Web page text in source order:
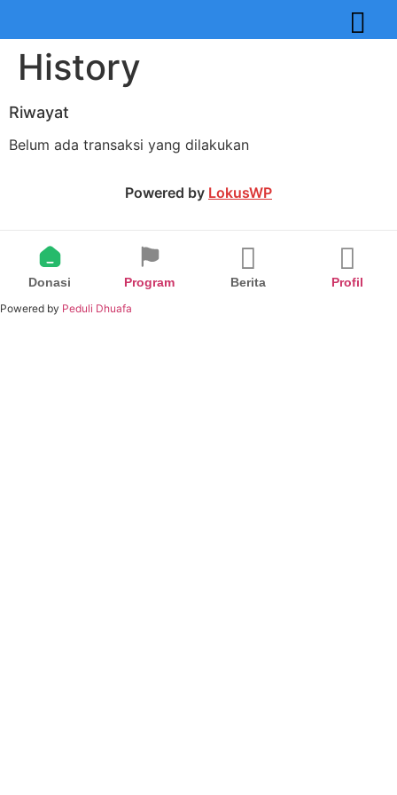
History
Riwayat
Belum ada transaksi yang dilakukan
Powered by LokusWP
Donasi Program Berita Profil
Powered by Peduli Dhuafa